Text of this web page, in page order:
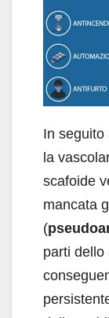
In seguito
la
scafoide
mancata
(
parti dello